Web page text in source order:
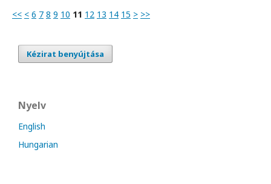
<< < 6 7 8 9 10 11 12 13 14 15 > >>
Kézirat benyújtása
Nyelv
English
Hungarian